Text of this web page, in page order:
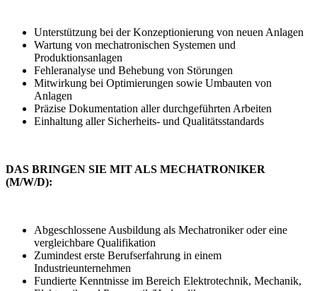
Unterstützung bei der Konzeptionierung von neuen Anlagen
Wartung von mechatronischen Systemen und
Produktionsanlagen
Fehleranalyse und Behebung von Störungen
Mitwirkung bei Optimierungen sowie Umbauten von
Anlagen
Präzise Dokumentation aller durchgeführten Arbeiten
Einhaltung aller Sicherheits- und Qualitätsstandards
DAS BRINGEN SIE MIT ALS MECHATRONIKER
(M/W/D):
Abgeschlossene Ausbildung als Mechatroniker oder eine
vergleichbare Qualifikation
Zumindest erste Berufserfahrung in einem
Industrieunternehmen
Fundierte Kenntnisse im Bereich Elektrotechnik, Mechanik,